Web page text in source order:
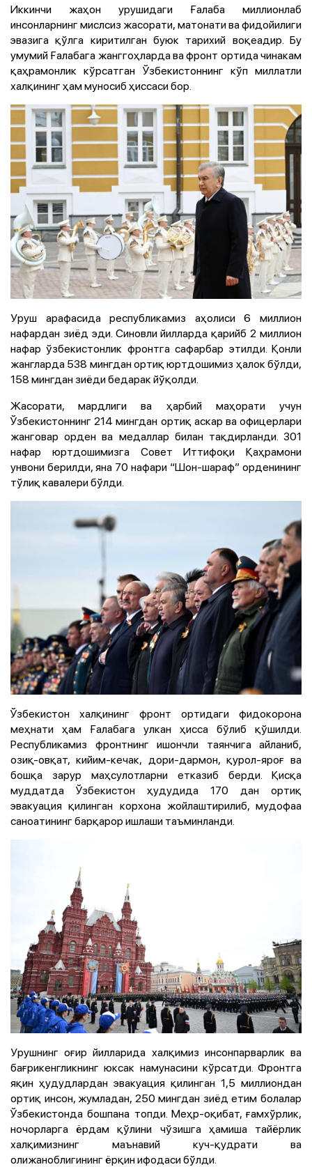
Иккинчи жаҳон урушидаги Ғалаба миллионлаб
инсонларнинг мислсиз жасорати, матонати ва фидойилиги
эвазига қўлга киритилган буюк тарихий воқеадир. Бу
умумий Ғалабага жанггоҳларда ва фронт ортида чинакам
қаҳрамонлик кўрсатган Ўзбекистоннинг кўп миллатли
халқининг ҳам муносиб ҳиссаси бор.
Уруш арафасида республикамиз аҳолиси 6 миллион
нафардан зиёд эди. Синовли йилларда қарийб 2 миллион
нафар ўзбекистонлик фронтга сафарбар этилди. Қонли
жангларда 538 мингдан ортиқ юртдошимиз ҳалок бўлди,
158 мингдан зиёди бедарак йўқолди.
Жасорати, мардлиги ва ҳарбий маҳорати учун
Ўзбекистоннинг 214 мингдан ортиқ аскар ва офицерлари
жанговар орден ва медаллар билан тақдирланди. 301
нафар юртдошимизга Совет Иттифоқи Қаҳрамони
унвони берилди, яна 70 нафари “Шон-шараф” орденининг
тўлиқ кавалери бўлди.
Ўзбекистон халқининг фронт ортидаги фидокорона
меҳнати ҳам Ғалабага улкан ҳисса бўлиб қўшилди.
Республикамиз фронтнинг ишончли таянчига айланиб,
озиқ-овқат, кийим-кечак, дори-дармон, қурол-яроғ ва
бошқа зарур маҳсулотларни етказиб берди. Қисқа
муддатда Ўзбекистон ҳудудида 170 дан ортиқ
эвакуация қилинган корхона жойлаштирилиб, мудофаа
саноатининг барқарор ишлаши таъминланди.
Урушнинг оғир йилларида халқимиз инсонпарварлик ва
бағрикенгликнинг юксак намунасини кўрсатди. Фронтга
яқин ҳудудлардан эвакуация қилинган 1,5 миллиондан
ортиқ инсон, жумладан, 250 мингдан зиёд етим болалар
Ўзбекистонда бошпана топди. Меҳр-оқибат, ғамхўрлик,
ночорларга ёрдам қўлини чўзишга ҳамиша тайёрлик
халқимизнинг маънавий куч-қудрати ва
олижаноблигининг ёрқин ифодаси бўлди.